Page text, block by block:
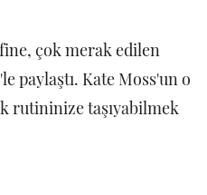
çok merak edilen
paylaştı. Kate Moss'un o
rutininize taşıyabilmek